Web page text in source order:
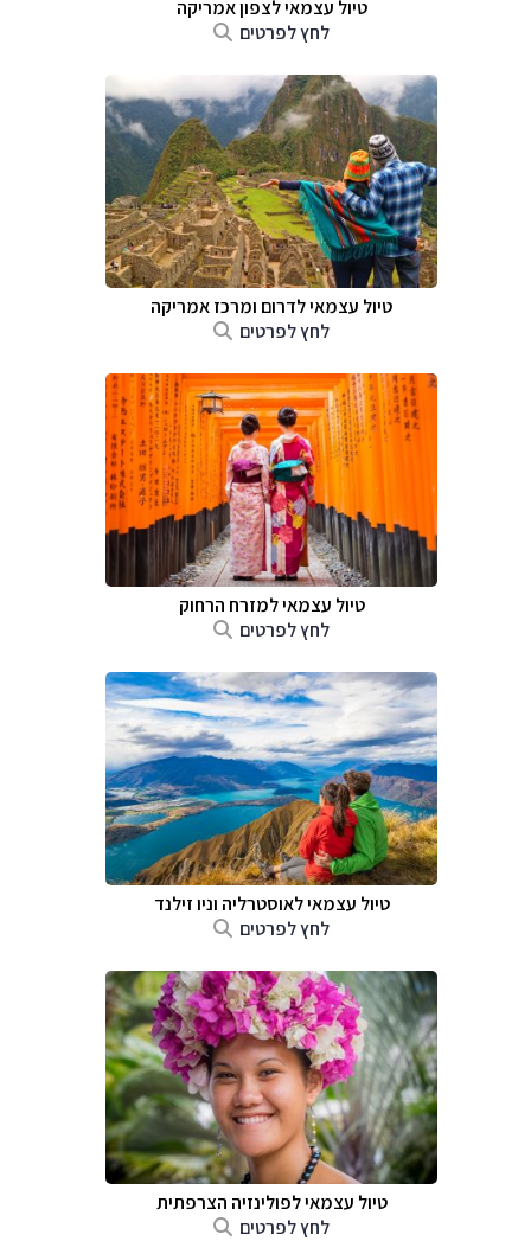
טיול עצמאי לצפון אמריקה
לחץ לפרטים
טיול עצמאי לדרום ומרכז אמריקה
לחץ לפרטים
טיול עצמאי למזרח הרחוק
לחץ לפרטים
טיול עצמאי לאוסטרליה וניו זילנד
לחץ לפרטים
טיול עצמאי לפולינזיה הצרפתית
לחץ לפרטים